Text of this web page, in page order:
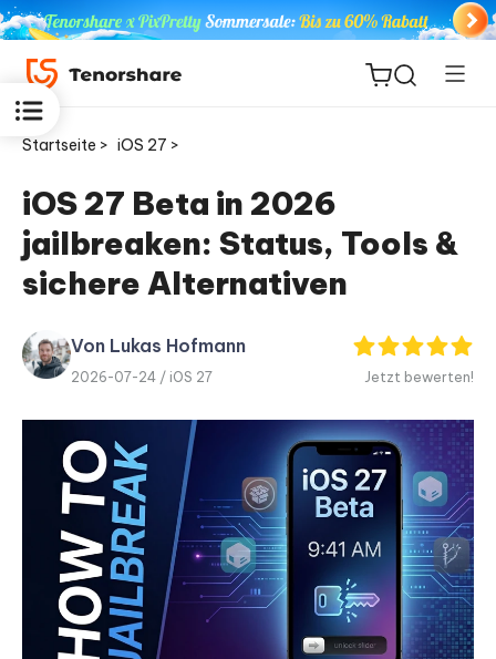
ReiBoot
for iOS
PDF
Editor
Neu
iAnyGo
Startseite > iOS 27 >
iOS 27 Beta in 2026
jailbreaken: Status, Tools &
sichere Alternativen
Von Lukas Hofmann
2026-07-24 / iOS 27 Jetzt bewerten!